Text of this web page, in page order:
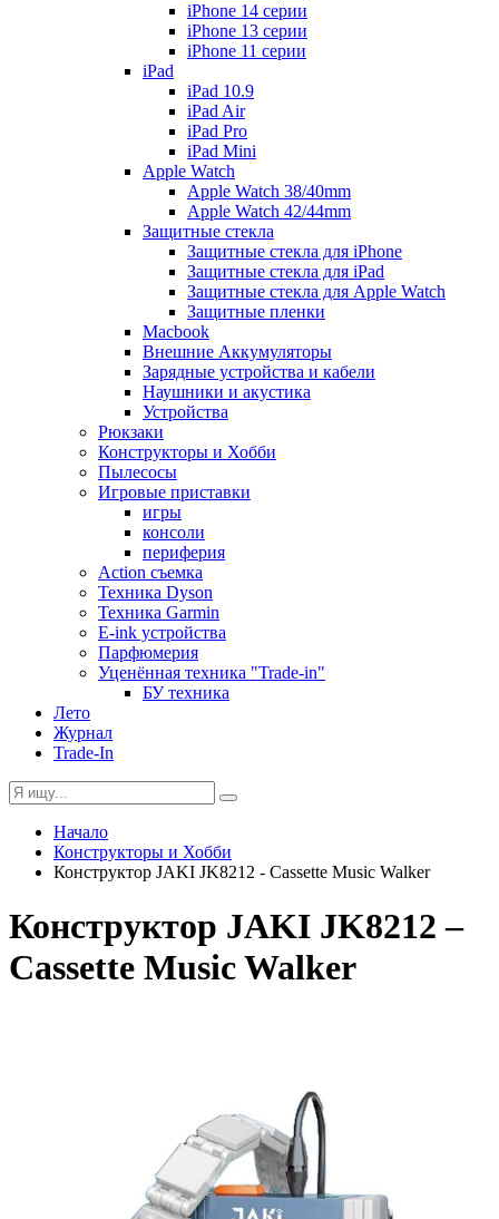
iPhone 14 серии
iPhone 13 серии
iPhone 11 серии
iPad
iPad 10.9
iPad Air
iPad Pro
iPad Mini
Apple Watch
Apple Watch 38/40mm
Apple Watch 42/44mm
Защитные стекла
Защитные стекла для iPhone
Защитные стекла для iPad
Защитные стекла для Apple Watch
Защитные пленки
Macbook
Внешние Аккумуляторы
Зарядные устройства и кабели
Наушники и акустика
Устройства
Рюкзаки
Конструкторы и Хобби
Пылесосы
Игровые приставки
игры
консоли
периферия
Action съемка
Техника Dyson
Техника Garmin
E-ink устройства
Парфюмерия
Уценённая техника "Trade-in"
БУ техника
Лето
Журнал
Trade-In
Начало
Конструкторы и Хобби
Конструктор JAKI JK8212 - Cassette Music Walker
Конструктор JAKI JK8212 –
Cassette Music Walker